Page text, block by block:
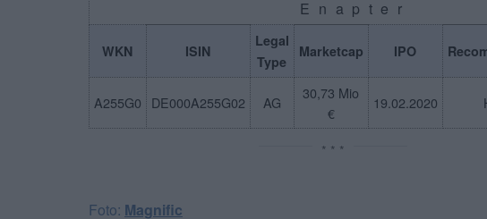
Enapter
WKN ISIN
Legal
Type
Marketcap IPO
A255G0 DE000A255G02 AG
30,73 Mio
€
19.02.2020
* * *
Foto: Magnific